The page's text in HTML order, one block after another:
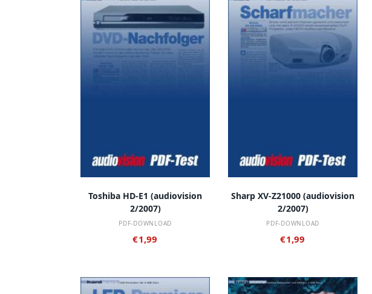
Toshiba HD-E1 (audiovision
2/2007)
PDF-DOWNLOAD
€1,99
Sharp XV-Z21000 (audiovision
2/2007)
PDF-DOWNLOAD
€1,99